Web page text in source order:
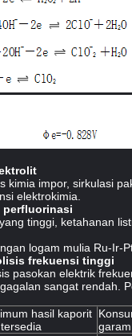
kimia impor, sirkulasi
elektrokimia.
perfluorinasi
tinggi, ketahanan
logam mulia Ru-Ir-
frekuensi tinggi
pasokan elektrik
sangat rendah.
hasil kaporit
garam